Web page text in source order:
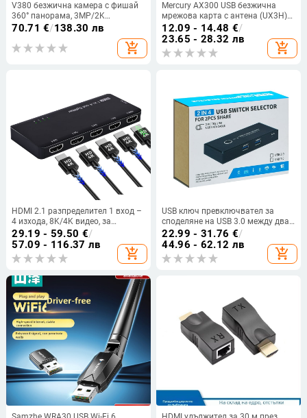
V380 безжична камера с фишай
360° панорама, 3MP/2K
резолюция, 4 мм обектив,
аларма за проследяване на
човешки фигури, инфрачервено
70.71 €/138.30 лв
add_shopping_cart
Mercury AX300 USB безжична
мрежова карта с антена (UX3H)
за настолен компютър и лаптоп
— Ethernet 10/100 Mbps, без
драйвери
12.09 - 14.48 €/
23.65 - 28.32 лв
add_shopping_cart
HDMI 2.1 разпределител 1 вход –
4 изхода, 8K/4K видео, за
компютър, лаптоп и дисплей или
проектор
29.19 - 59.50 €/
57.09 - 116.37 лв
add_shopping_cart
USB ключ превключвател за
споделяне на USB 3.0 между два
компютъра, 2-в-4, кабел 1,5 м,
резолюция 1080, Windows 7
съвместим
22.99 - 31.76 €/
44.96 - 62.12 лв
add_shopping_cart